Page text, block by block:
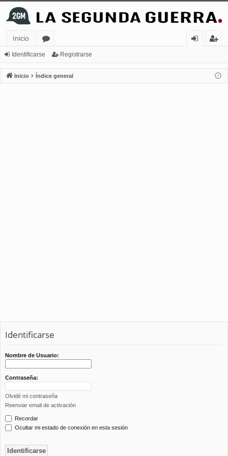
Inicio
or
os
nt
ifi
ist
ra
Identificarse Registrarse
Inicio Índice general
Identificarse
Nombre de Usuario:
Contraseña:
Olvidé mi contraseña
Reenviar email de activación
Recordar
Ocultar mi estado de conexión en esta sesión